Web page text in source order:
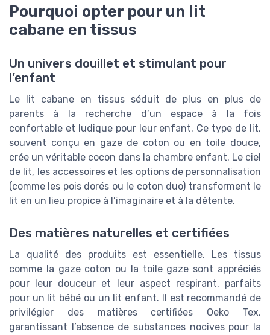
Pourquoi opter pour un lit
cabane en tissus
Un univers douillet et stimulant pour
l’enfant
Le lit cabane en tissus séduit de plus en plus de
parents à la recherche d’un espace à la fois
confortable et ludique pour leur enfant. Ce type de lit,
souvent conçu en gaze de coton ou en toile douce,
crée un véritable cocon dans la chambre enfant. Le ciel
de lit, les accessoires et les options de personnalisation
(comme les pois dorés ou le coton duo) transforment le
lit en un lieu propice à l’imaginaire et à la détente.
Des matières naturelles et certifiées
La qualité des produits est essentielle. Les tissus
comme la gaze coton ou la toile gaze sont appréciés
pour leur douceur et leur aspect respirant, parfaits
pour un lit bébé ou un lit enfant. Il est recommandé de
privilégier des matières certifiées Oeko Tex,
garantissant l’absence de substances nocives pour la